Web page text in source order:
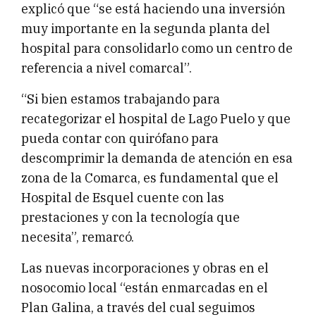
explicó que “se está haciendo una inversión
muy importante en la segunda planta del
hospital para consolidarlo como un centro de
referencia a nivel comarcal”.
“Si bien estamos trabajando para
recategorizar el hospital de Lago Puelo y que
pueda contar con quirófano para
descomprimir la demanda de atención en esa
zona de la Comarca, es fundamental que el
Hospital de Esquel cuente con las
prestaciones y con la tecnología que
necesita”, remarcó.
Las nuevas incorporaciones y obras en el
nosocomio local “están enmarcadas en el
Plan Galina, a través del cual seguimos